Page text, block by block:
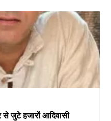
जुटे हजारों आदिवासी